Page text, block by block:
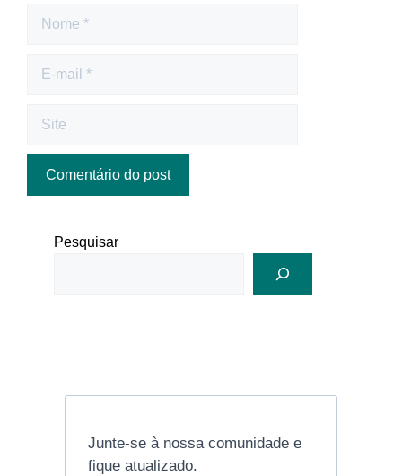
Pesquisar
Junte-se à nossa comunidade e
fique atualizado.